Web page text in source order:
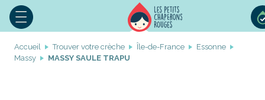
Accueil Trouver votre crèche Île-de-France
Essonne
Massy
MASSY SAULE TRAPU